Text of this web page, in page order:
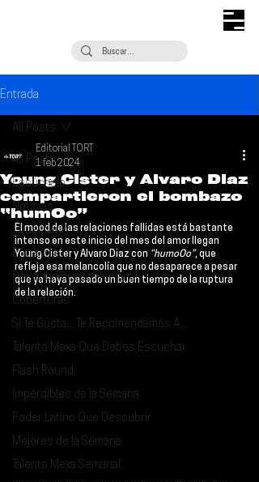
Entrada
All Posts
Escúchalo
Noticias
¿Qué Plan?
Entrevistas
Descubrimiento Semanal
Coberturas
Si Te Gusta... Te Recomendamos A...
Talento Mexa Que Debes Escuchar
Flash Round
Imperdibles de la Semana
Poder Latino Que Descubrir
Mejores de la Semana
Talento Mexa Semanal
All Posts
Young Cister y Alvaro Diaz
compartieron el bombazo
“humOo”
Editorial TORT
1 feb 2024
El mood de las relaciones fallidas está bastante
intenso en este inicio del mes del amor llegan
Young Cister y Alvaro Diaz con “humoOo”, que
refleja esa melancolía que no desaparece a pesar
que ya haya pasado un buen tiempo de la ruptura
de la relación.